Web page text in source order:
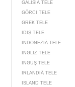
ĞALISIÄ TELE
GÖRCI TELE
GREK TELE
IDIŞ TELE
INDONEZIÄ TELE
INGLIZ TELE
INGUŞ TELE
IRLANDIÄ TELE
ISLAND TELE